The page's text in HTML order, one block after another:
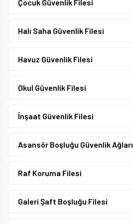
Çocuk Güvenlik Filesi
Halı Saha Güvenlik Filesi
Havuz Güvenlik Filesi
Okul Güvenlik Filesi
İnşaat Güvenlik Filesi
Asansör Boşluğu Güvenlik Ağları
Raf Koruma Filesi
Galeri Şaft Boşluğu Filesi